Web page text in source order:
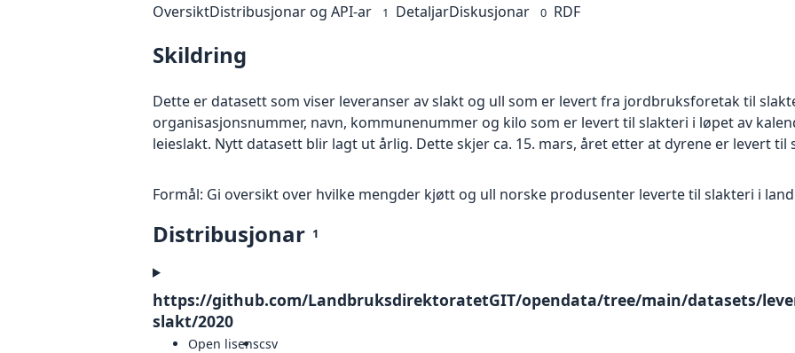
OversiktDistribusjonar og API-ar 1 DetaljarDiskusjonar 0 RDF
Skildring
Dette er datasett som viser leveranser av slakt og ull som er levert fra jordbruksforetak til
organisasjonsnummer, navn, kommunenummer og kilo som er levert til slakteri i løpet av
leieslakt. Nytt datasett blir lagt ut årlig. Dette skjer ca. 15. mars, året etter at dyrene er levert til
Formål: Gi oversikt over hvilke mengder kjøtt og ull norske produsenter leverte til slakteri i
Distribusjonar 1
https://github.com/LandbruksdirektoratetGIT/opendata/tree/main/datasets/
slakt/2020
Open lisenscsv